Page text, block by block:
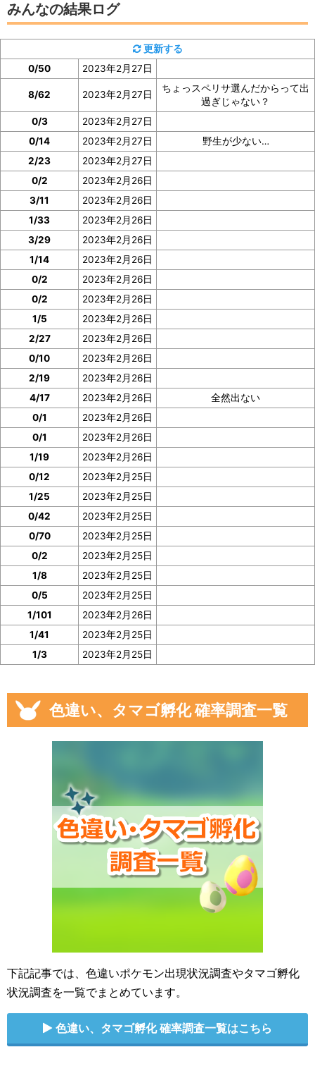
アメタマの「見つけた数」は、アメタマの図鑑ページで
確認できます。
イベント参加前に図鑑の「見つけた数」の部分のスクシ
ョを撮っておいたり、メモしておくと便利です。
ぜひご協力をお願いいたします。
みんなの結果ログ
更新する
0/50
2023年2月27日
8/62 2023年2月27日
ちょっスペリサ選んだからって出
過ぎじゃない？
0/3
2023年2月27日
0/14
2023年2月27日
野生が少ない…
2/23
2023年2月27日
0/2
2023年2月26日
3/11
2023年2月26日
1/33
2023年2月26日
3/29
2023年2月26日
1/14
2023年2月26日
0/2
2023年2月26日
0/2
2023年2月26日
1/5
2023年2月26日
2/27
2023年2月26日
0/10
2023年2月26日
2/19
2023年2月26日
4/17
2023年2月26日
全然出ない
0/1
2023年2月26日
0/1
2023年2月26日
1/19
2023年2月26日
0/12
2023年2月25日
1/25
2023年2月25日
0/42
2023年2月25日
0/70
2023年2月25日
0/2
2023年2月25日
1/8
2023年2月25日
0/5
2023年2月25日
1/101
2023年2月26日
1/41
2023年2月25日
1/3
2023年2月25日
色違い、タマゴ孵化 確率調査一覧
下記記事では、色違いポケモン出現状況調査やタマゴ孵化
状況調査を一覧でまとめています。
色違い、タマゴ孵化 確率調査一覧はこちら